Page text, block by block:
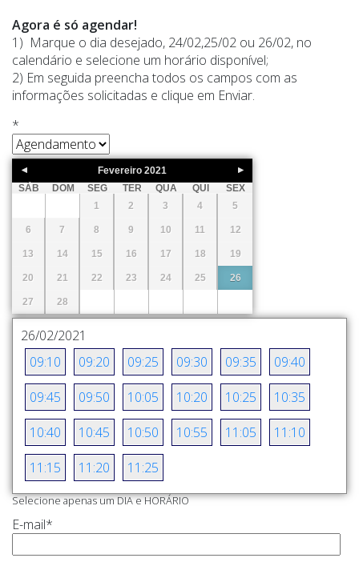
Agora é só agendar!
1) Marque o dia desejado, 24/02,25/02 ou 26/02, no
calendário e selecione um horário disponível;
2) Em seguida preencha todos os campos com as
informações solicitadas e clique em Enviar.
*
Fevereiro 2021
SÁB
DOM SEG TER QUA QUI
SEX
1
2 3 4 5
6 7 8 9 10 11 12
13 14 15 16 17 18 19
20 21 22 23 24 25 26
27 28
26/02/2021
09:10
09:20 09:25 09:30 09:35
09:40
09:45
09:50 10:05 10:20 10:25
10:35
10:40
10:45 10:50 10:55 11:05
11:10
11:15
11:20 11:25
Selecione apenas um DIA e HORÁRIO
E-mail*